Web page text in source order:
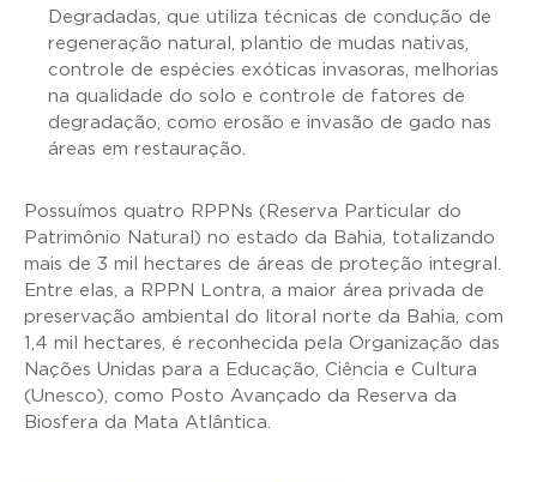
Degradadas, que utiliza técnicas de condução de
regeneração natural, plantio de mudas nativas,
controle de espécies exóticas invasoras, melhorias
na qualidade do solo e controle de fatores de
degradação, como erosão e invasão de gado nas
áreas em restauração.
Possuímos quatro RPPNs (Reserva Particular do
Patrimônio Natural) no estado da Bahia, totalizando
mais de 3 mil hectares de áreas de proteção integral.
Entre elas, a RPPN Lontra, a maior área privada de
preservação ambiental do litoral norte da Bahia, com
1,4 mil hectares, é reconhecida pela Organização das
Nações Unidas para a Educação, Ciência e Cultura
(Unesco), como Posto Avançado da Reserva da
Biosfera da Mata Atlântica.